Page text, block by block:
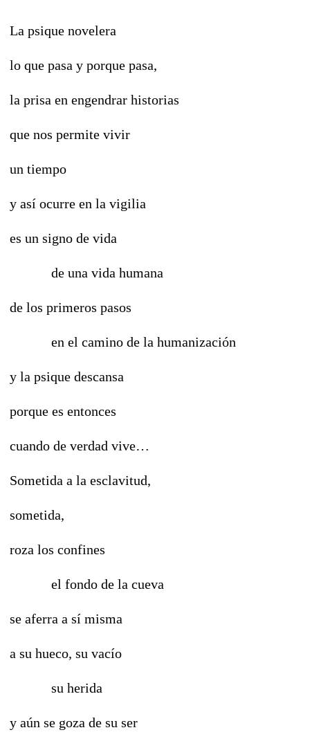
La psique novelera
lo que pasa y porque pasa,
la prisa en engendrar historias
que nos permite vivir
un tiempo
y así ocurre en la vigilia
es un signo de vida
de una vida humana
de los primeros pasos
en el camino de la humanización
y la psique descansa
porque es entonces
cuando de verdad vive…
Sometida a la esclavitud,
sometida,
roza los confines
el fondo de la cueva
se aferra a sí misma
a su hueco, su vacío
su herida
y aún se goza de su ser